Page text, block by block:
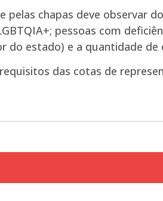
chapas deve observar
pessoas com
do estado) e a quantidade de
das cotas de